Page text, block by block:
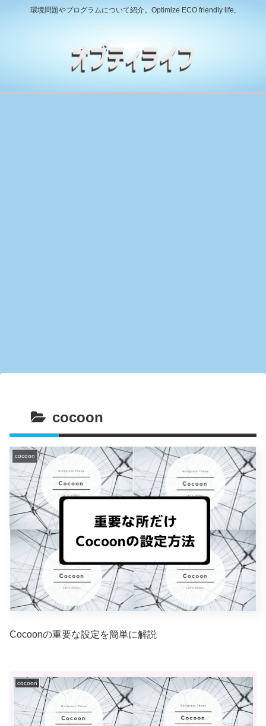
環境問題やプログラムについて紹介。Optimize ECO friendly life,
cocoon
cocoon
Cocoonの重要な設定を簡単に解説
cocoon